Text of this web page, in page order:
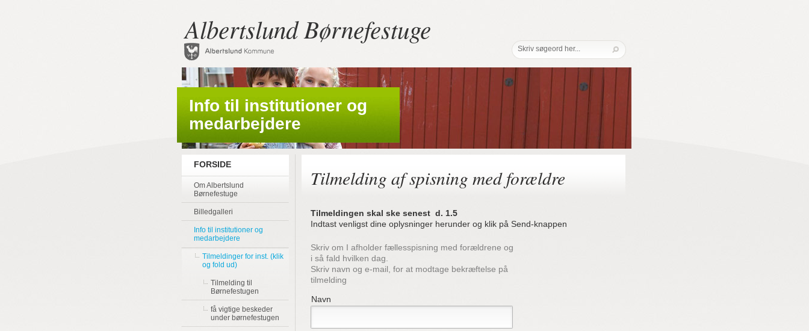
Albertslund Børnefestuge
Info til institutioner og
medarbejdere
FORSIDE
Om Albertslund
Børnefestuge
Billedgalleri
Info til institutioner og
medarbejdere
Tilmeldinger for inst. (klik
og fold ud)
Tilmelding til
Børnefestugen
få vigtige beskeder
under børnefestugen
Tilmelding af spisning med forældre
Tilmeldingen skal ske senest d. 1.5
Indtast venligst dine oplysninger herunder og klik på Send-knappen
Skriv om I afholder fællesspisning med forældrene og
i så fald hvilken dag.
Skriv navn og e-mail, for at modtage bekræftelse på
tilmelding
Navn